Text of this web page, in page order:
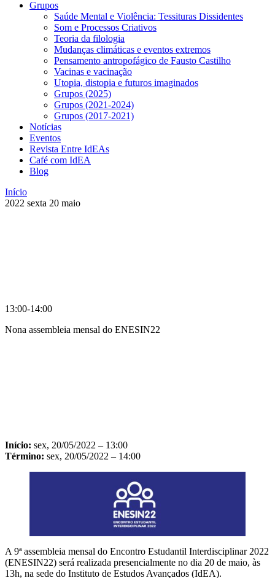
Grupos
Saúde Mental e Violência: Tessituras Dissidentes
Som e Processos Criativos
Teoria da filologia
Mudanças climáticas e eventos extremos
Pensamento antropofágico de Fausto Castilho
Vacinas e vacinação
Utopia, distopia e futuros imaginados
Grupos (2025)
Grupos (2021-2024)
Grupos (2017-2021)
Notícias
Eventos
Revista Entre IdEAs
Café com IdEA
Blog
Início
2022 sexta 20 maio
13:00-14:00
Nona assembleia mensal do ENESIN22
Início: sex, 20/05/2022 – 13:00
Término: sex, 20/05/2022 – 14:00
A 9ª assembleia mensal do Encontro Estudantil Interdisciplinar 2022
(ENESIN22) será realizada presencialmente no dia 20 de maio, às
13h, na sede do Instituto de Estudos Avançados (IdEA).